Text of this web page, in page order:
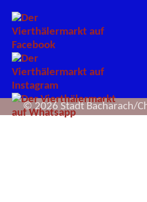
© 2026 Stadt Bacharach/